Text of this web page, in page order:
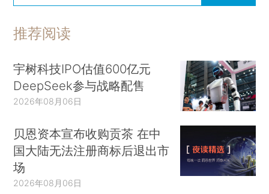
推荐阅读
宇树科技IPO估值600亿元
DeepSeek参与战略配售
2026年08月06日
贝恩资本宣布收购贡茶 在中
国大陆无法注册商标后退出市
场
2026年08月06日